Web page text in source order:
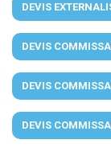
DEVIS
DEVIS
DEVIS
DEVIS